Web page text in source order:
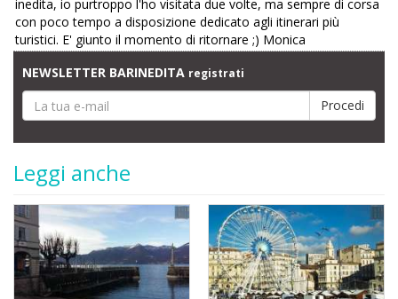
inedita, io purtroppo l'ho visitata due volte, ma sempre di corsa
con poco tempo a disposizione dedicato agli itinerari più
turistici. E' giunto il momento di ritornare ;) Monica
NEWSLETTER BARINEDITA registrati
Leggi anche